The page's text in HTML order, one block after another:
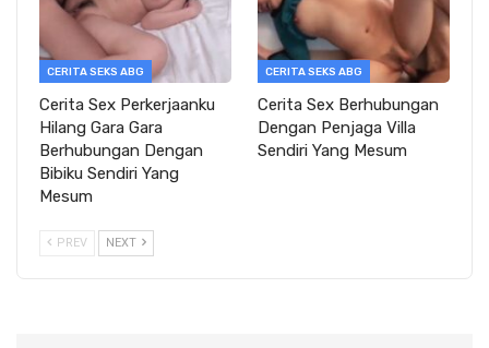
CERITA SEKS ABG
Cerita Sex Perkerjaanku
Hilang Gara Gara
Berhubungan Dengan
Bibiku Sendiri Yang
Mesum
CERITA SEKS ABG
Cerita Sex Berhubungan
Dengan Penjaga Villa
Sendiri Yang Mesum
PREV NEXT